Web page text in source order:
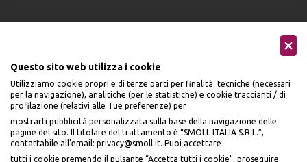
Seguici sui social
Questo sito web utilizza i cookie
Utilizziamo cookie propri e di terze parti per finalità: tecniche (necessari
per la navigazione), analitiche (per le statistiche) e cookie traccianti / di
profilazione (relativi alle Tue preferenze) per
mostrarti pubblicità personalizzata sulla base della navigazione delle
pagine del sito. Il titolare del trattamento è “SMOLL ITALIA S.R.L.”,
contattabile all'email: privacy@smoll.it. Puoi accettare
tutti i cookie premendo il pulsante “Accetta tutti i cookie”, proseguire